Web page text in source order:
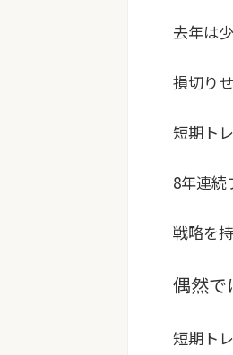
去年は
損切り
短期ト
8年連続
戦略を
偶然で
短期ト